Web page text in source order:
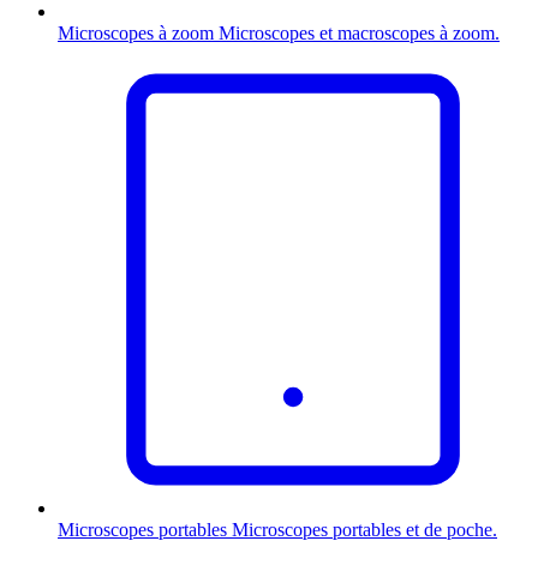
Microscopes à zoom Microscopes et macroscopes à zoom.
Microscopes portables Microscopes portables et de poche.